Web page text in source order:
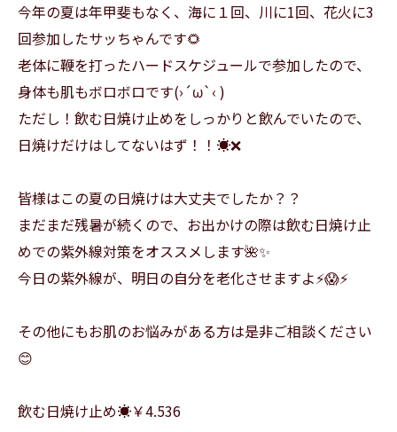
今年の夏は年甲斐もなく、海に１回、川に1回、花火に3
回参加したサッちゃんです🌻
老体に鞭を打ったハードスケジュールで参加したので、
身体も肌もボロボロです(›´ω`‹ )
ただし！飲む日焼け止めをしっかりと飲んでいたので、
日焼けだけはしてないはず！！☀️❌
皆様はこの夏の日焼けは大丈夫でしたか？？
まだまだ残暑が続くので、お出かけの際は飲む日焼け止
めでの紫外線対策をオススメします🌺✨️
今日の紫外線が、明日の自分を老化させますよ⚡️😱⚡️
その他にもお肌のお悩みがある方は是非ご相談ください
😊
飲む日焼け止め☀️￥4.536